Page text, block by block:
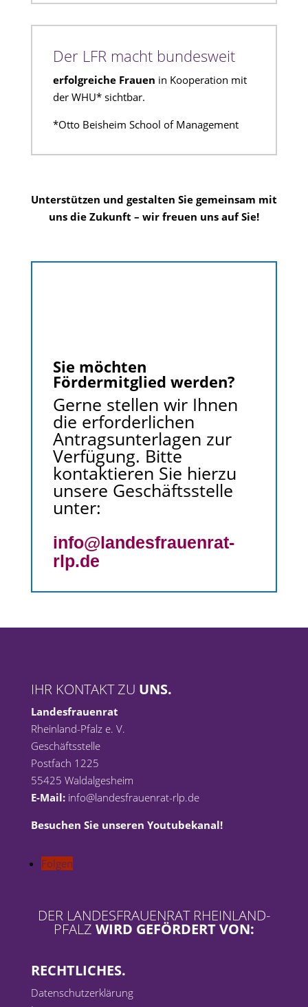
Der LFR macht bundesweit
erfolgreiche Frauen in Kooperation mit
der WHU* sichtbar.
*Otto Beisheim School of Management
Unterstützen und gestalten Sie gemeinsam mit
uns die Zukunft – wir freuen uns auf Sie!
Sie möchten
Fördermitglied werden?
Gerne stellen wir Ihnen
die erforderlichen
Antragsunterlagen zur
Verfügung. Bitte
kontaktieren Sie hierzu
unsere Geschäftsstelle
unter:
info@landesfrauenrat-
rlp.de
IHR KONTAKT ZU UNS.
Landesfrauenrat
Rheinland-Pfalz e. V.
Geschäftsstelle
Postfach 1225
55425 Waldalgesheim
E-Mail: info@landesfrauenrat-rlp.de
Besuchen Sie unseren Youtubekanal!
Folgen
DER LANDESFRAUENRAT RHEINLAND-
PFALZ WIRD GEFÖRDERT VON:
RECHTLICHES.
Datenschutzerklärung